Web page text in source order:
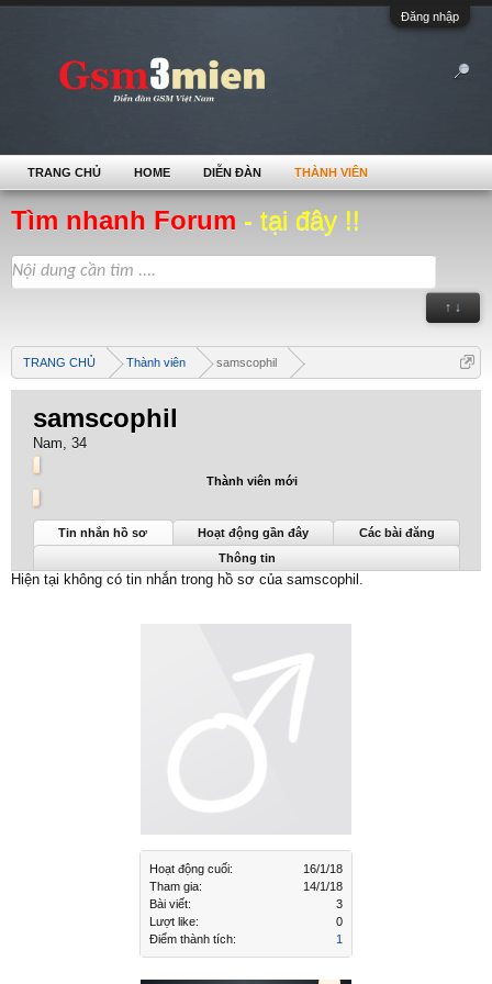
Đăng nhập
Tìm nhanh Forum - tại đây !!
↑ ↓
TRANG CHỦ Thành viên samscophil
Hoạt động cuối:
16/1/18
Tham gia:
14/1/18
Bài viết:
3
Lượt like:
0
Điểm thành tích:
1
samscophil
Nam, 34
Thành viên mới
samscophil được nhìn thấy lần cuối: 16/1/18
Tin nhắn hồ sơ Hoạt động gần đây
Các bài đăng
Thông tin
Hiện tại không có tin nhắn trong hồ sơ của samscophil.
TRANG CHỦ HOME DIỄN ĐÀN THÀNH VIÊN